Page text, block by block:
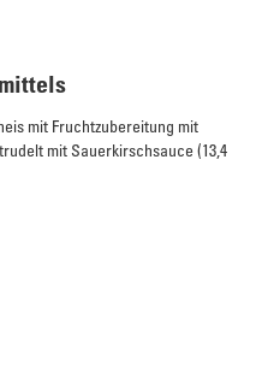
mit Fruchtzubereitung mit
mit Sauerkirschsauce (13,4